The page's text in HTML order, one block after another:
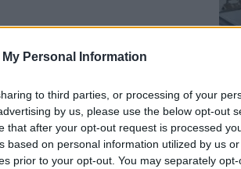
Personal Information
to third parties, or processing of your
by us, please use the below opt-out
that after your opt-out request is processed
based on personal information utilized by us
prior to your opt-out. You may separately
en renta variable
impulsor delmercado de
con